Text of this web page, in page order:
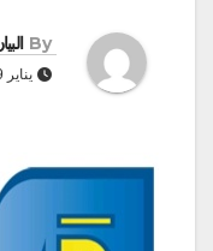
By
يناير 9, 2025